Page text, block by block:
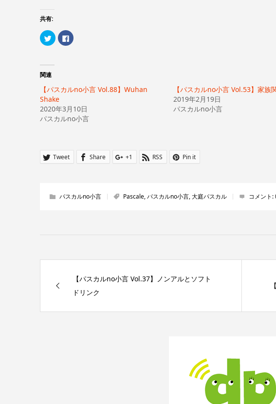
共有:
ク
リ
て
有
(新
し
い
ウ
ィ
ン
き
ま
す)
Facebook
で
リ
ッ
し
て
く
だ
い
ィ
開
き
関連
【パスカルno小言 Vol.88】Wuhan
Shake
2020年3月10日
パスカルno小言
【パスカルno小言 Vol.53】家族
2019年2月19日
パスカルno小言
Tweet Share +1 RSS Pin it
パスカルno小言 Pascale,パスカルno小言,大庭パスカル コメント:
【パスカルno小言 Vol.37】ノンアルとソフト
ドリンク